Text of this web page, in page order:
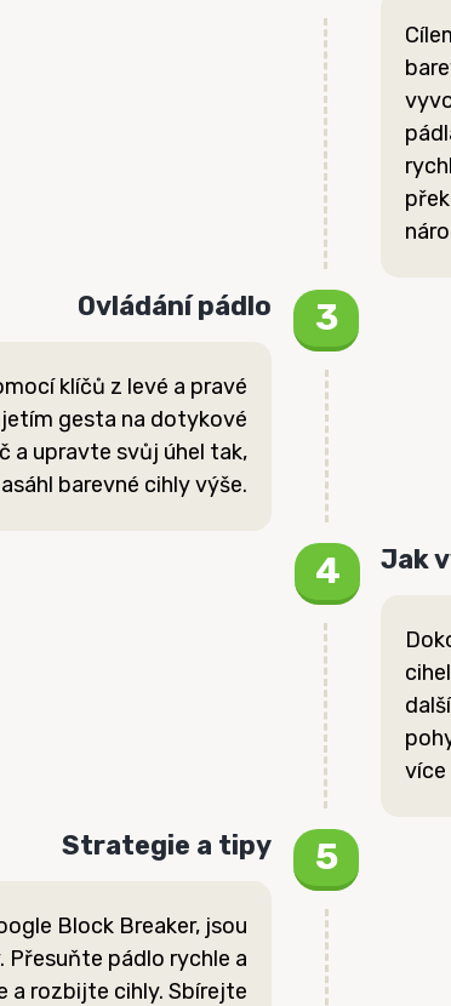
Ovládání pádlo
klíčů z levé a pravé
gesta na dotykové
a upravte svůj úhel tak,
barevné cihly výše.
Jak
více
Strategie a tipy
Block Breaker, jsou
pádlo rychle a
a rozbijte cihly. Sbírejte